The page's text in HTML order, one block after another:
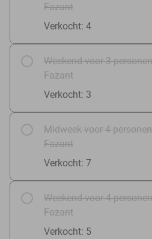
Fazant
Verkocht: 4
Weekend voor 3
Fazant
Verkocht: 3
Midweek voor 4
Fazant
Verkocht: 7
Weekend voor 4
Fazant
Verkocht: 5